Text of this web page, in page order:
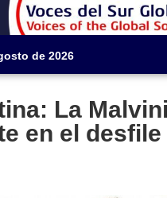
de 2026
La
en el desfile